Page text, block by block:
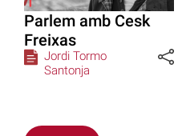
Parlem amb Cesk
Freixas
Jordi Tormo
Santonja